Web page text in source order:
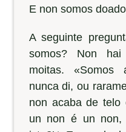
E non somos
A seguinte
somos? Non
moitas. «Somos
nunca di, ou
non acaba de telo
un non é un non,